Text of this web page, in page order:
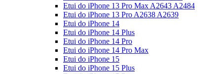
Etui do iPhone 13 Pro Max A2643 A2484
Etui do iPhone 13 Pro A2638 A2639
Etui do iPhone 14
Etui do iPhone 14 Plus
Etui do iPhone 14 Pro
Etui do iPhone 14 Pro Max
Etui do iPhone 15
Etui do iPhone 15 Plus